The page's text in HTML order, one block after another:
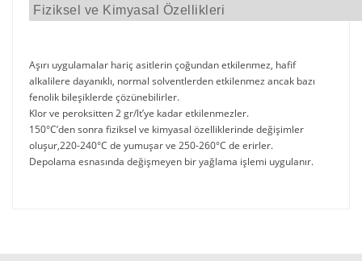
Fiziksel ve Kimyasal Özellikleri
Aşırı uygulamalar hariç asitlerin çoğundan etkilenmez, hafif
alkalilere dayanıklı, normal solventlerden etkilenmez ancak bazı
fenolik bileşiklerde çözünebilirler.
Klor ve peroksitten 2 gr/lt’ye kadar etkilenmezler.
150°C’den sonra fiziksel ve kimyasal özelliklerinde değişimler
oluşur,220-240°C de yumuşar ve 250-260°C de erirler.
Depolama esnasında değişmeyen bir yağlama işlemi uygulanır.